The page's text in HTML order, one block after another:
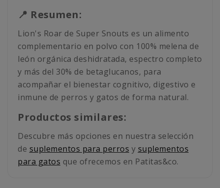
📍 Resumen:
Lion's Roar de Super Snouts es un alimento
complementario en polvo con 100% melena de
león orgánica deshidratada, espectro completo
y más del 30% de betaglucanos, para
acompañar el bienestar cognitivo, digestivo e
inmune de perros y gatos de forma natural.
Productos similares:
Descubre más opciones en nuestra selección
de suplementos para perros y suplementos
para gatos que ofrecemos en Patitas&co.